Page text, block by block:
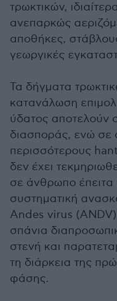
τρωκτικών,
ανεπαρκώς
αποθήκες,
γεωργικές
Τα δήγματα
κατανάλωση
ύδατος αποτελούν
διασποράς, ενώ σε
περισσότερους
δεν έχει
σε άνθρωπο έπειτα
συστηματική
Andes virus (ANDV)
σπάνια
στενή και
τη διάρκεια της
φάσης.